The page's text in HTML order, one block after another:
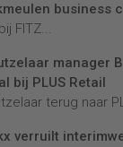
business
FITZ...
manager
bij PLUS Retail
terug naar
verruilt